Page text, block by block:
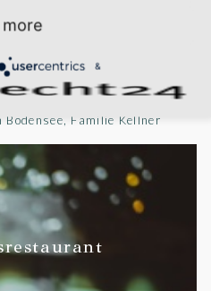
hatte ich immer von
einem ruhigen Winkel am
Nähe vom 'schwäbischen
uns von euch zu hören und
Bodensee, Familie Kellner
more
&